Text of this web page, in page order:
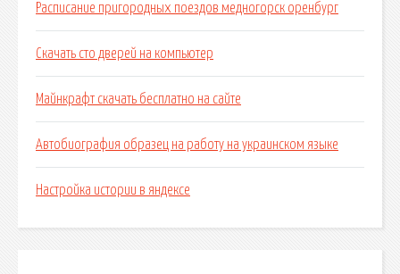
Расписание пригородных поездов медногорск оренбург
Скачать сто дверей на компьютер
Майнкрафт скачать бесплатно на сайте
Автобиография образец на работу на украинском языке
Настройка истории в яндексе